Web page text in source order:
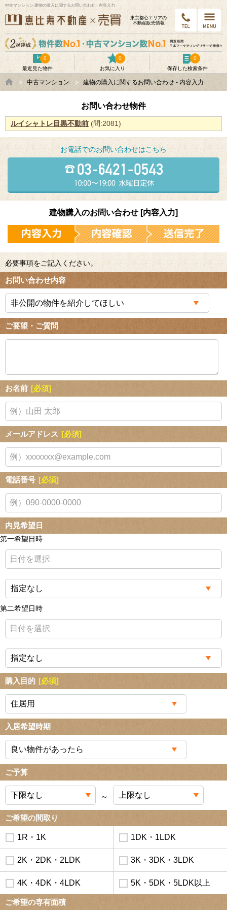
中古マンション 建物の購入に関するお問い合わせ - 内容入力
東京都⼼エリアの
不動産販売情報
最近見た物件
0
お気に入り
0
保存した検索条件
0
中古マンション 建物の購入に関するお問い合わせ - 内容入力
お問い合わせ物件
ルイシャトレ目黒不動前 (問:2081)
お電話でのお問い合わせはこちら
建物購入のお問い合わせ [内容入力]
必要事項をご記入ください。
お問い合わせ内容
ご要望・ご質問
お名前 [必須]
メールアドレス [必須]
電話番号 [必須]
内見希望日
第一希望日時
第二希望日時
購入目的 [必須]
入居希望時期
ご予算
～
ご希望の間取り
1R・1K 1DK・1LDK
2K・2DK・2LDK 3K・3DK・3LDK
4K・4DK・4LDK 5K・5DK・5LDK以上
ご希望の専有面積